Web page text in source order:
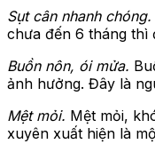
Sụt cân nhanh chóng.
chưa đến 6 tháng thì
Buồn nôn, ói mửa.
ảnh hưởng. Đây là
Mệt mỏi. Mệt mỏi,
xuyên xuất hiện là